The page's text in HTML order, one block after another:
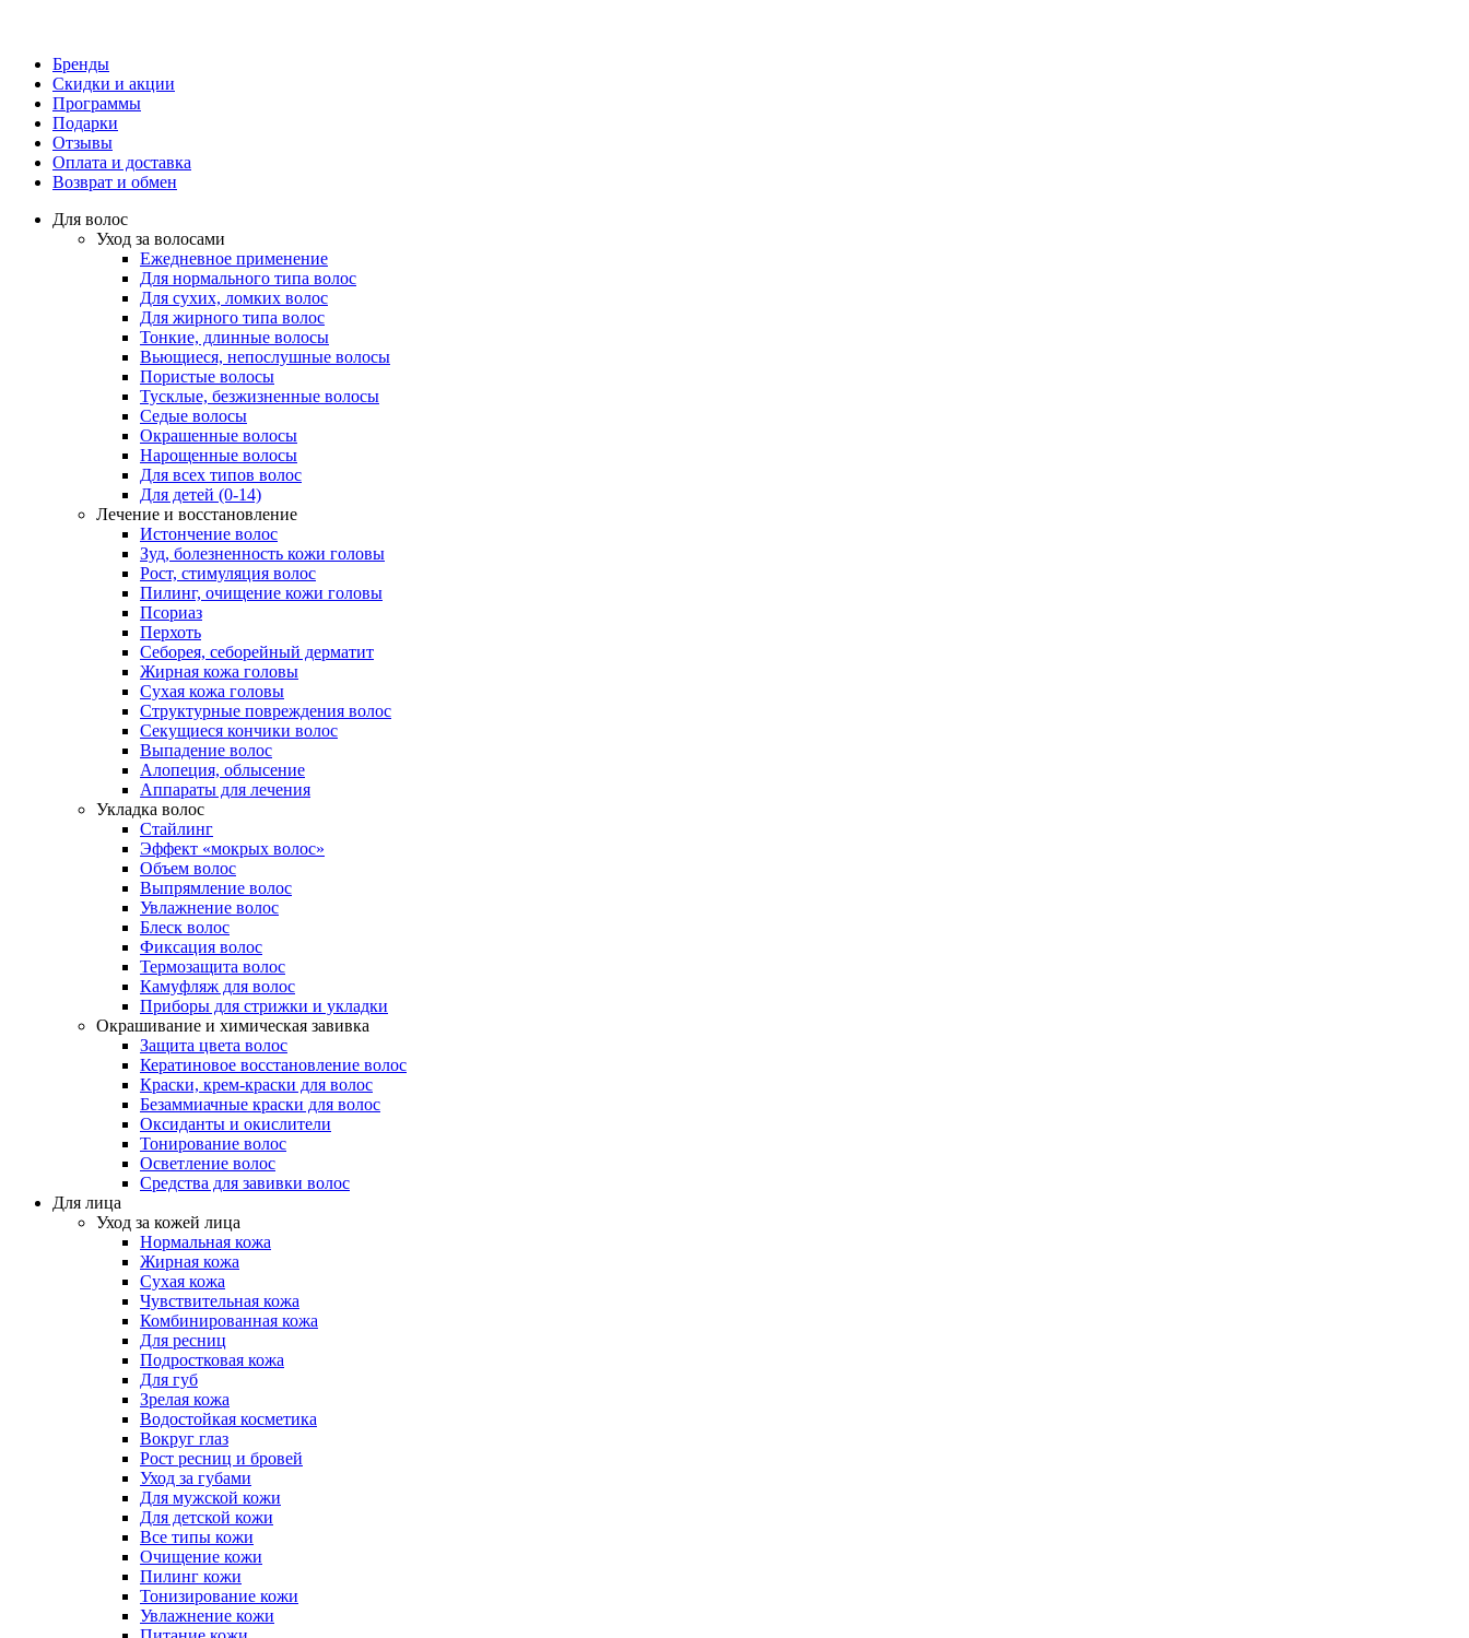
Бренды
Скидки и акции
Программы
Подарки
Отзывы
Оплата и доставка
Возврат и обмен
Для волос
Уход за волосами
Ежедневное применение
Для нормального типа волос
Для сухих, ломких волос
Для жирного типа волос
Тонкие, длинные волосы
Вьющиеся, непослушные волосы
Пористые волосы
Тусклые, безжизненные волосы
Седые волосы
Окрашенные волосы
Нарощенные волосы
Для всех типов волос
Для детей (0-14)
Лечение и восстановление
Истончение волос
Зуд, болезненность кожи головы
Рост, стимуляция волос
Пилинг, очищение кожи головы
Псориаз
Перхоть
Себорея, себорейный дерматит
Жирная кожа головы
Сухая кожа головы
Структурные повреждения волос
Секущиеся кончики волос
Выпадение волос
Алопеция, облысение
Аппараты для лечения
Укладка волос
Стайлинг
Эффект «мокрых волос»
Объем волос
Выпрямление волос
Увлажнение волос
Блеск волос
Фиксация волос
Термозащита волос
Камуфляж для волос
Приборы для стрижки и укладки
Окрашивание и химическая завивка
Защита цвета волос
Кератиновое восстановление волос
Краски, крем-краски для волос
Безаммиачные краски для волос
Оксиданты и окислители
Тонирование волос
Осветление волос
Средства для завивки волос
Для лица
Уход за кожей лица
Нормальная кожа
Жирная кожа
Сухая кожа
Чувствительная кожа
Комбинированная кожа
Для ресниц
Подростковая кожа
Для губ
Зрелая кожа
Водостойкая косметика
Вокруг глаз
Рост ресниц и бровей
Уход за губами
Для мужской кожи
Для детской кожи
Все типы кожи
Очищение кожи
Пилинг кожи
Тонизирование кожи
Увлажнение кожи